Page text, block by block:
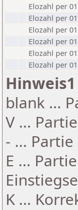
Elozahl per
Elozahl per
Elozahl per
Elozahl per
Elozahl per
Elozahl per
Hinweis1
blank ...
V ...
- ...
E ...
K ...